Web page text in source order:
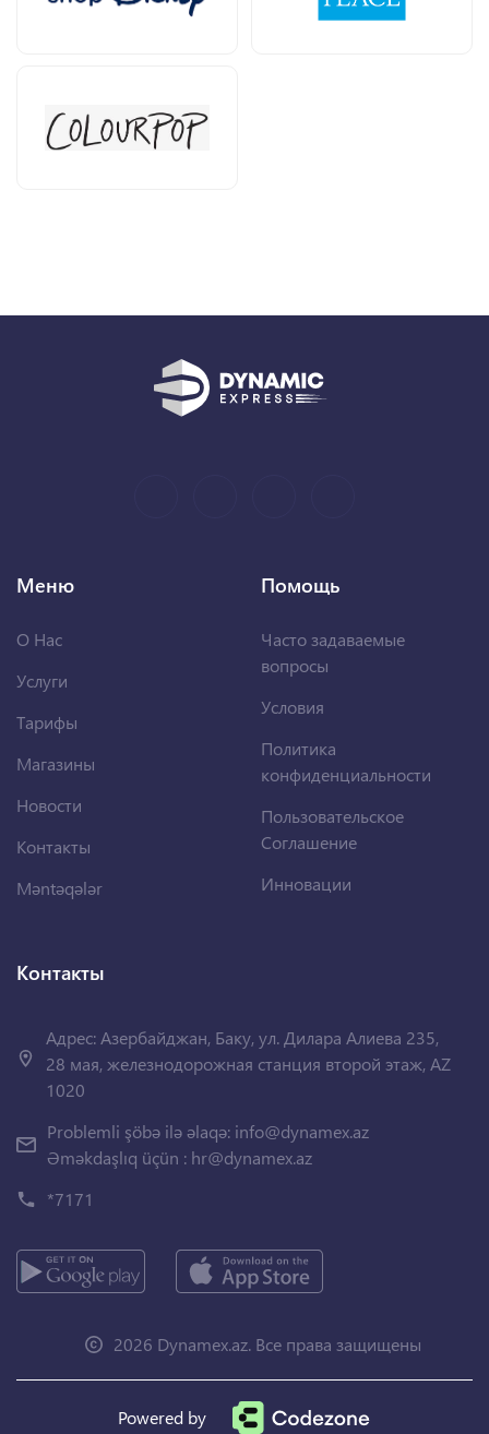
Меню
О Нас
Услуги
Тарифы
Магазины
Новости
Контакты
Məntəqələr
Помощь
Часто задаваемые
вопросы
Условия
Политика
конфиденциальности
Пользовательское
Соглашение
Инновации
Контакты
Адрес: Азербайджан, Баку, ул. Дилара Алиева 235,
28 мая, железнодорожная станция второй этаж, AZ
1020
Problemli şöbə ilə əlaqə: info@dynamex.az
Əməkdaşlıq üçün : hr@dynamex.az
*7171
2026 Dynamex.az. Все права защищены
Powered by